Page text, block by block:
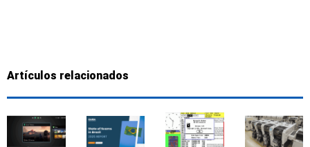
Artículos relacionados